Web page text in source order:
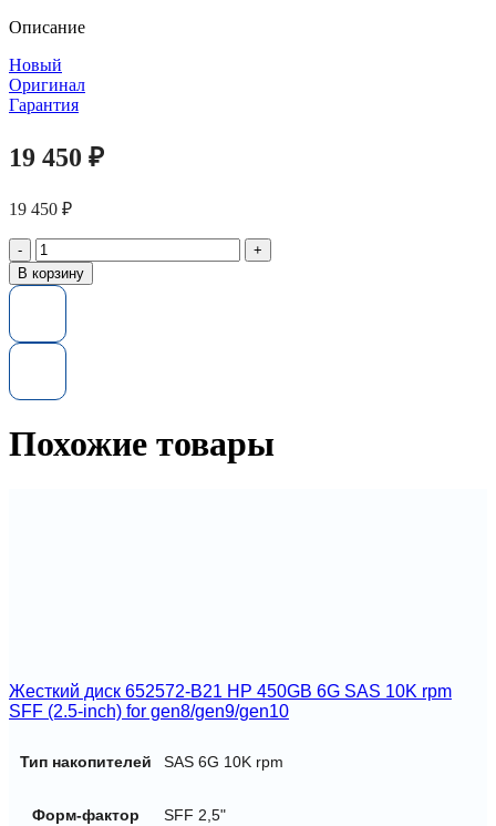
Описание
Новый
Оригинал
Гарантия
19 450 ₽
19 450 ₽
Количество
товара
Серверный
HP
1TB
7.2K
В корзину
Похожие товары
Жесткий диск 652572-B21 HP 450GB 6G SAS 10K rpm
SFF (2.5-inch) for gen8/gen9/gen10
Тип накопителей SAS 6G 10K rpm
Форм-фактор SFF 2,5"